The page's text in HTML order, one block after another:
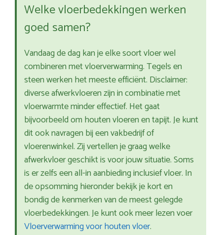
Welke vloerbedekkingen werken
goed samen?
Vandaag de dag kan je elke soort vloer wel
combineren met vloerverwarming. Tegels en
steen werken het meeste efficiënt. Disclaimer:
diverse afwerkvloeren zijn in combinatie met
vloerwarmte minder effectief. Het gaat
bijvoorbeeld om houten vloeren en tapijt. Je kunt
dit ook navragen bij een vakbedrijf of
vloerenwinkel. Zij vertellen je graag welke
afwerkvloer geschikt is voor jouw situatie. Soms
is er zelfs een all-in aanbieding inclusief vloer. In
de opsomming hieronder bekijk je kort en
bondig de kenmerken van de meest gelegde
vloerbedekkingen. Je kunt ook meer lezen voer
Vloerverwarming voor houten vloer.